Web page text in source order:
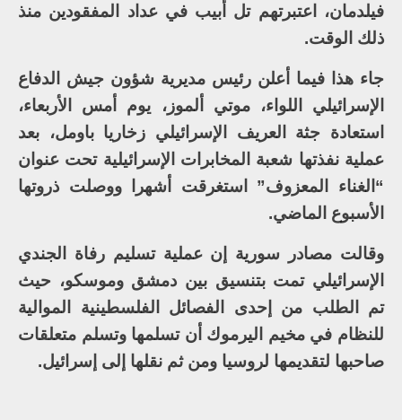
فيلدمان، اعتبرتهم تل أبيب في عداد المفقودين منذ
ذلك الوقت.
جاء هذا فيما أعلن رئيس مديرية شؤون جيش الدفاع
الإسرائيلي اللواء، موتي ألموز، يوم أمس الأربعاء،
استعادة جثة العريف الإسرائيلي زخاريا باومل، بعد
عملية نفذتها شعبة المخابرات الإسرائيلية تحت عنوان
“الغناء المعزوف” استغرقت أشهرا ووصلت ذروتها
الأسبوع الماضي.
وقالت مصادر سورية إن عملية تسليم رفاة الجندي
الإسرائيلي تمت بتنسيق بين دمشق وموسكو، حيث
تم الطلب من إحدى الفصائل الفلسطينية الموالية
للنظام في مخيم اليرموك أن تسلمها وتسلم متعلقات
صاحبها لتقديمها لروسيا ومن ثم نقلها إلى إسرائيل.